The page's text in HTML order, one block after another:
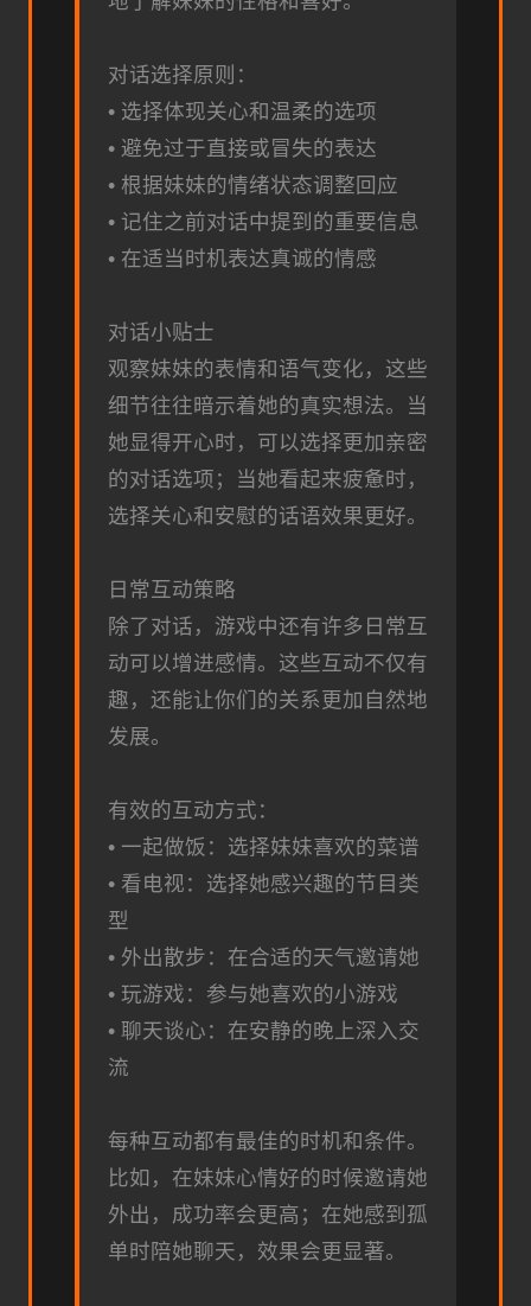
对话选择原则：
• 选择体现关心和温柔的选项
• 避免过于直接或冒失的表达
• 根据妹妹的情绪状态调整回应
• 记住之前对话中提到的重要信息
• 在适当时机表达真诚的情感
对话小贴士
观察妹妹的表情和语气变化，这些
细节往往暗示着她的真实想法。当
她显得开心时，可以选择更加亲密
的对话选项；当她看起来疲惫时，
选择关心和安慰的话语效果更好。
日常互动策略
除了对话，游戏中还有许多日常互
动可以增进感情。这些互动不仅有
趣，还能让你们的关系更加自然地
发展。
有效的互动方式：
• 一起做饭：选择妹妹喜欢的菜谱
• 看电视：选择她感兴趣的节目类
型
• 外出散步：在合适的天气邀请她
• 玩游戏：参与她喜欢的小游戏
• 聊天谈心：在安静的晚上深入交
流
每种互动都有最佳的时机和条件。
比如，在妹妹心情好的时候邀请她
外出，成功率会更高；在她感到孤
单时陪她聊天，效果会更显著。